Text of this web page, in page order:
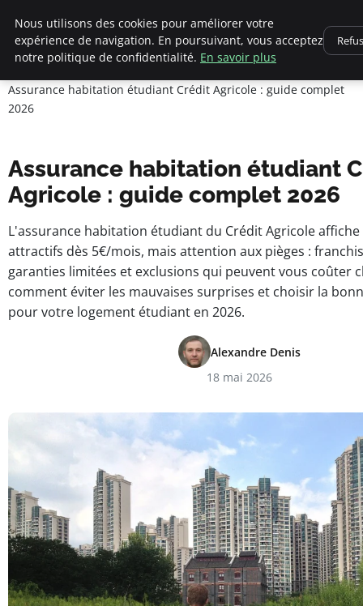
pearachutekids
Business Insights for French Entrepreneurs
Assurance habitation étudiant Crédit Agricole : guide complet
2026
Assurance habitation étudiant
Agricole : guide complet 2026
L'assurance habitation étudiant du Crédit Agricole
attractifs dès 5€/mois, mais attention aux pièges :
garanties limitées et exclusions qui peuvent vous coûter
comment éviter les mauvaises surprises et choisir la
pour votre logement étudiant en 2026.
Alexandre Denis
18 mai 2026
Nous utilisons des cookies pour améliorer votre
expérience de navigation. En poursuivant, vous acceptez
notre politique de confidentialité. En savoir plus